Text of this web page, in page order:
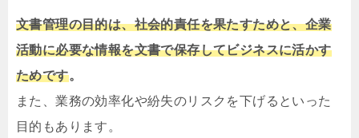
文書管理の目的は、社会的責任を果たすためと、企業
活動に必要な情報を文書で保存してビジネスに活かす
ためです。
また、業務の効率化や紛失のリスクを下げるといった
目的もあります。